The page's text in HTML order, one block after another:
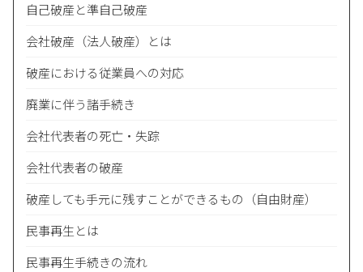
自己破産と準自己破産
会社破産（法人破産）とは
破産における従業員への対応
廃業に伴う諸手続き
会社代表者の死亡・失踪
会社代表者の破産
破産しても手元に残すことができるもの（自由財産）
民事再生とは
民事再生手続きの流れ